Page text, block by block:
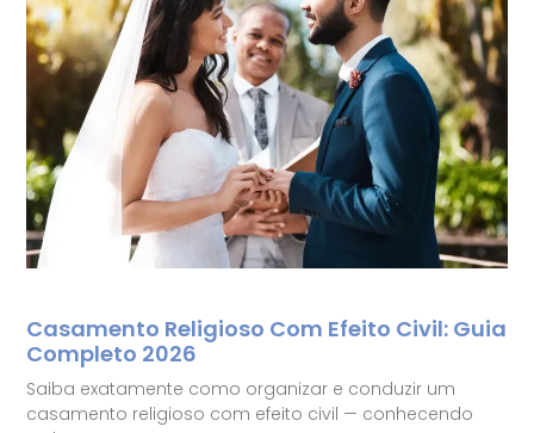
Casamento Religioso Com Efeito Civil: Guia
Completo 2026
Saiba exatamente como organizar e conduzir um
casamento religioso com efeito civil — conhecendo